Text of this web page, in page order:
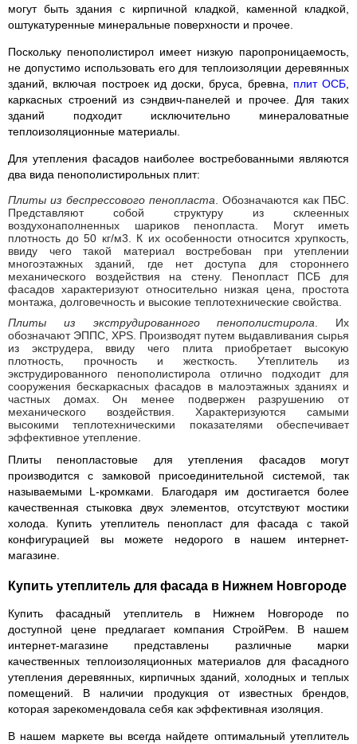
могут быть здания с кирпичной кладкой, каменной кладкой,
оштукатуренные минеральные поверхности и прочее.
Поскольку пенополистирол имеет низкую паропроницаемость,
не допустимо использовать его для теплоизоляции деревянных
зданий, включая построек ид доски, бруса, бревна, плит ОСБ
каркасных строений из сэндвич-панелей и прочее. Для таких
зданий подходит исключительно минераловатные
теплоизоляционные материалы.
Для утепления фасадов наиболее востребованными являются
два вида пенополистирольных плит:
Плиты из беспрессового пенопласта . Обозначаются как ПБС.
Представляют собой структуру из склеенных
воздухонаполненных шариков пенопласта. Могут иметь
плотность до 50 кг/м3. К их особенности относится хрупкость,
ввиду чего такой материал востребован при утеплении
многоэтажных зданий, где нет доступа для стороннего
механического воздействия на стену. Пенопласт ПСБ для
фасадов характеризуют относительно низкая цена, простота
монтажа, долговечность и высокие теплотехнические свойства.
Плиты из экструдированного пенополистирола . Их
обозначают ЭППС, XPS. Производят путем выдавливания сырья
из экструдера, ввиду чего плита приобретает высокую
плотность, прочность и жесткость. Утеплитель из
экструдированного пенополистирола отлично подходит для
сооружения бескаркасных фасадов в малоэтажных зданиях и
частных домах. Он менее подвержен разрушению от
механического воздействия. Характеризуются самыми
высокими теплотехническими показателями обеспечивает
эффективное утепление.
Плиты пенопластовые для утепления фасадов могут
производится с замковой присоединительной системой, так
называемыми L-кромками. Благодаря им достигается более
качественная стыковка двух элементов, отсутствуют мостики
холода. Купить утеплитель пенопласт для фасада с такой
конфигурацией вы можете недорого в нашем интернет-
магазине.
Купить утеплитель для фасада в Нижнем Новгороде
Купить фасадный утеплитель в Нижнем Новгороде по
доступной цене предлагает компания СтройРем. В нашем
интернет-магазине представлены различные марки
качественных теплоизоляционных материалов для фасадного
утепления деревянных, кирпичных зданий, холодных и теплых
помещений. В наличии продукция от известных брендов,
которая зарекомендовала себя как эффективная изоляция.
В нашем маркете вы всегда найдете оптимальный утеплитель